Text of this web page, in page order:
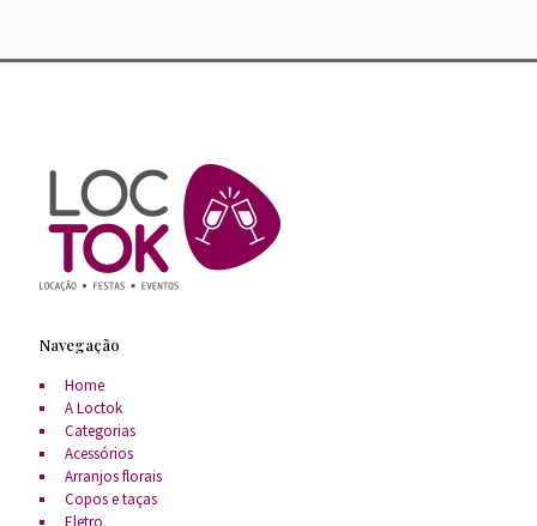
Navegação
Home
A Loctok
Categorias
Acessórios
Arranjos florais
Copos e taças
Eletro